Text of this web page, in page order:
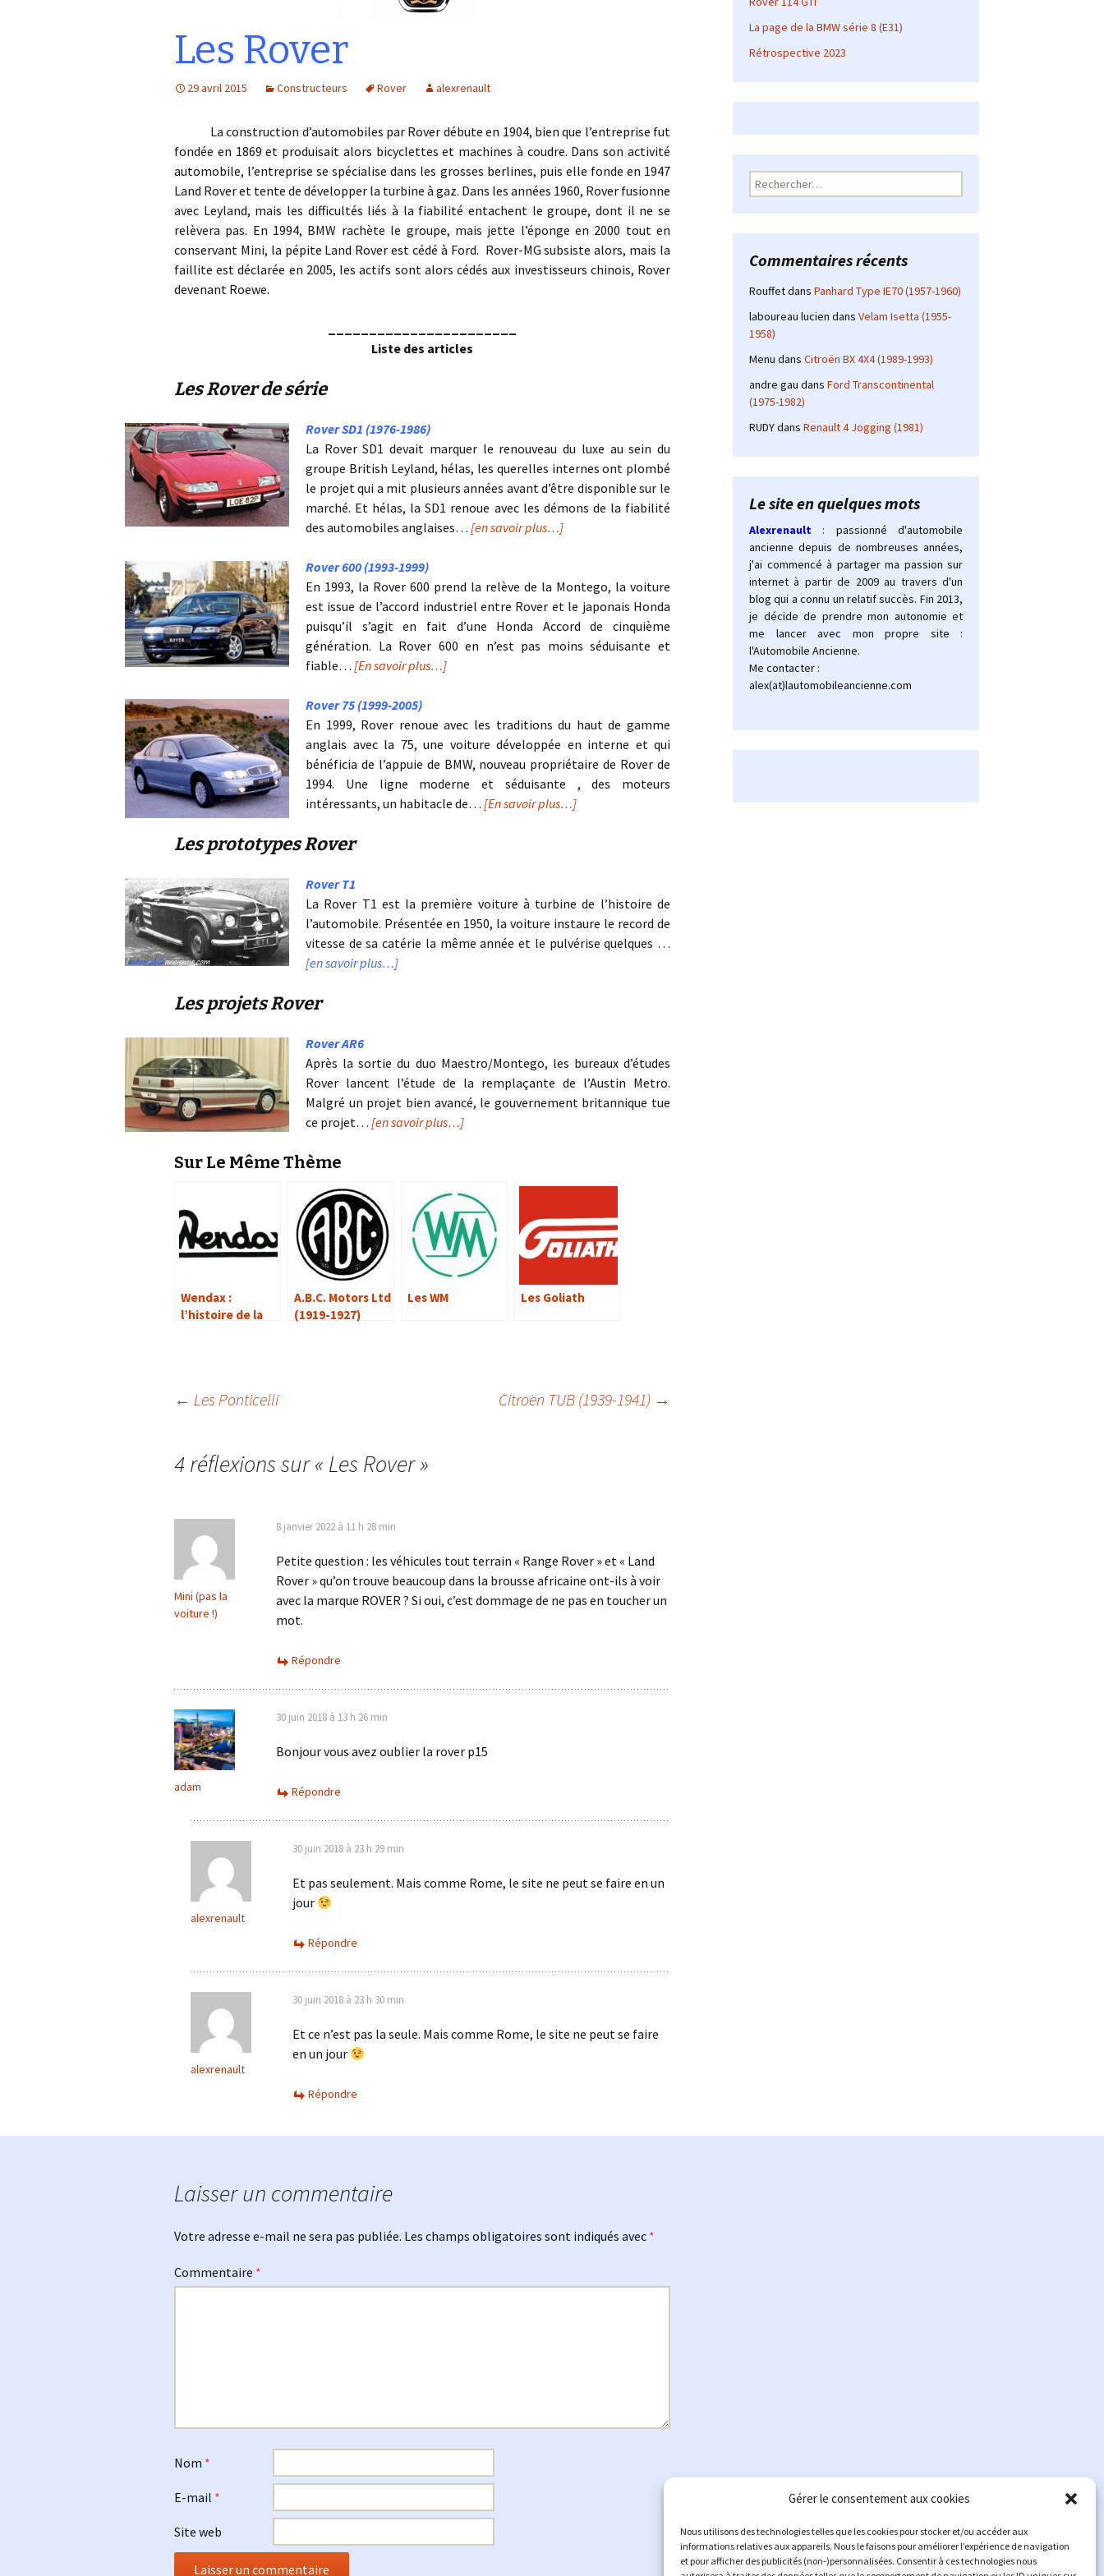
Gérer le consentement aux cookies
Nous utilisons des technologies telles que les cookies pour stocker et/ou accéder aux
informations relatives aux appareils. Nous le faisons pour améliorer l’expérience de navigation
et pour afficher des publicités (non-)personnalisées. Consentir à ces technologies nous
Les Rover
29 avril 2015 Constructeurs Rover alexrenault
La construction d’automobiles par Rover débute en 1904, bien que l’entreprise fut
fondée en 1869 et produisait alors bicyclettes et machines à coudre. Dans son activité
automobile, l’entreprise se spécialise dans les grosses berlines, puis elle fonde en 1947
Land Rover et tente de développer la turbine à gaz. Dans les années 1960, Rover fusionne
avec Leyland, mais les difficultés liés à la fiabilité entachent le groupe, dont il ne se
relèvera pas. En 1994, BMW rachète le groupe, mais jette l’éponge en 2000 tout en
conservant Mini, la pépite Land Rover est cédé à Ford. Rover-MG subsiste alors, mais la
faillite est déclarée en 2005, les actifs sont alors cédés aux investisseurs chinois, Rover
devenant Roewe.
Liste des articles
Les Rover de série
Rover SD1 (1976-1986)
La Rover SD1 devait marquer le renouveau du luxe au sein du
groupe British Leyland, hélas, les querelles internes ont plombé
le projet qui a mit plusieurs années avant d’être disponible sur le
marché. Et hélas, la SD1 renoue avec les démons de la fiabilité
des automobiles anglaises… [en savoir plus…]
Rover 600 (1993-1999)
En 1993, la Rover 600 prend la relève de la Montego, la voiture
est issue de l’accord industriel entre Rover et le japonais Honda
puisqu’il s’agit en fait d’une Honda Accord de cinquième
génération. La Rover 600 en n’est pas moins séduisante et
fiable… [En savoir plus…]
Rover 75 (1999-2005)
En 1999, Rover renoue avec les traditions du haut de gamme
anglais avec la 75, une voiture développée en interne et qui
bénéficia de l’appuie de BMW, nouveau propriétaire de Rover de
1994. Une ligne moderne et séduisante , des moteurs
intéressants, un habitacle de… [En savoir plus…]
Les prototypes Rover
Rover T1
La Rover T1 est la première voiture à turbine de l’histoire de
l’automobile. Présentée en 1950, la voiture instaure le record de
vitesse de sa catérie la même année et le pulvérise quelques …
[en savoir plus…]
Les projets Rover
Rover AR6
Après la sortie du duo Maestro/Montego, les bureaux d’études
Rover lancent l’étude de la remplaçante de l’Austin Metro.
Malgré un projet bien avancé, le gouvernement britannique tue
ce projet… [en savoir plus…]
Sur Le Même Thème
Wendax :
l’histoire de la
A.B.C. Motors Ltd
(1919-1927)
Les WM Les Goliath
Navigation
← Les Ponticelli Citroën TUB (1939-1941) →
4 réflexions sur « Les Rover»
Mini (pas la
voiture !)
8 janvier 2022 à 11 h 28 min
Petite question : les véhicules tout terrain « Range Rover » et « Land
Rover » qu’on trouve beaucoup dans la brousse africaine ont-ils à voir
avec la marque ROVER ? Si oui, c’est dommage de ne pas en toucher un
mot.
Répondre
adam
30 juin 2018 à 13 h 26 min
Bonjour vous avez oublier la rover p15
Répondre
alexrenault
30 juin 2018 à 23 h 29 min
Et pas seulement. Mais comme Rome, le site ne peut se faire en un
jour
Répondre
alexrenault
30 juin 2018 à 23 h 30 min
Et ce n’est pas la seule. Mais comme Rome, le site ne peut se faire
en un jour
Répondre
Laisser un commentaire
Votre adresse e-mail ne sera pas publiée. Les champs obligatoires sont indiqués avec *
Commentaire *
Nom *
E-mail *
Site web
La page de la BMW série 8 (E31)
Rétrospective 2023
Rechercher :
Commentaires récents
Rouffetdans Panhard Type IE70 (1957-1960)
laboureau lucien dans Velam Isetta (1955-
1958)
Menu dans Citroën BX 4X4 (1989-1993)
andre gau dans Ford Transcontinental
(1975-1982)
RUDYdans Renault 4 Jogging (1981)
Le site en quelques mots
Alexrenault
: passionné d'automobile
ancienne depuis de nombreuses années,
j'ai commencé à partager ma passion sur
internet à partir de 2009 au travers d'un
blog qui a connu un relatif succès. Fin 2013,
je décide de prendre mon autonomie et
me lancer avec mon propre site :
l'Automobile Ancienne.
Me contacter :
alex(at)lautomobileancienne.com